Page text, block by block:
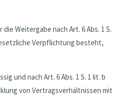
die Weitergabe nach Art. 6 Abs. 1 S.
Verpflichtung besteht,
und nach Art. 6 Abs. 1 S. 1 lit. b
von Vertragsverhältnissen mit